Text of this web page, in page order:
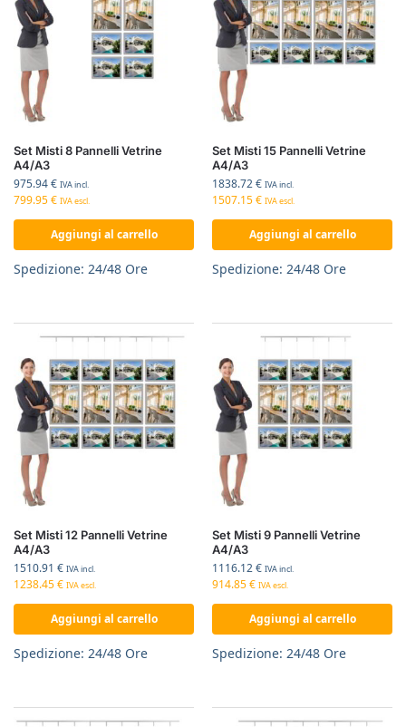
Set Misti 8 Pannelli Vetrine
A4/A3
975.94€ IVA incl.
799.95€ IVA escl.
Aggiungi al carrello
Spedizione: 24/48 Ore
Set Misti 15 Pannelli Vetrine
A4/A3
1838.72€ IVA incl.
1507.15€ IVA escl.
Aggiungi al carrello
Spedizione: 24/48 Ore
Set Misti 12 Pannelli Vetrine
A4/A3
1510.91 € IVA incl.
1238.45€ IVA escl.
Aggiungi al carrello
Spedizione: 24/48 Ore
Set Misti 9 Pannelli Vetrine
A4/A3
1116.12€ IVA incl.
914.85€ IVA escl.
Aggiungi al carrello
Spedizione: 24/48 Ore